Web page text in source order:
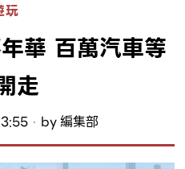
玩
華 百萬汽車等
走
by編集部